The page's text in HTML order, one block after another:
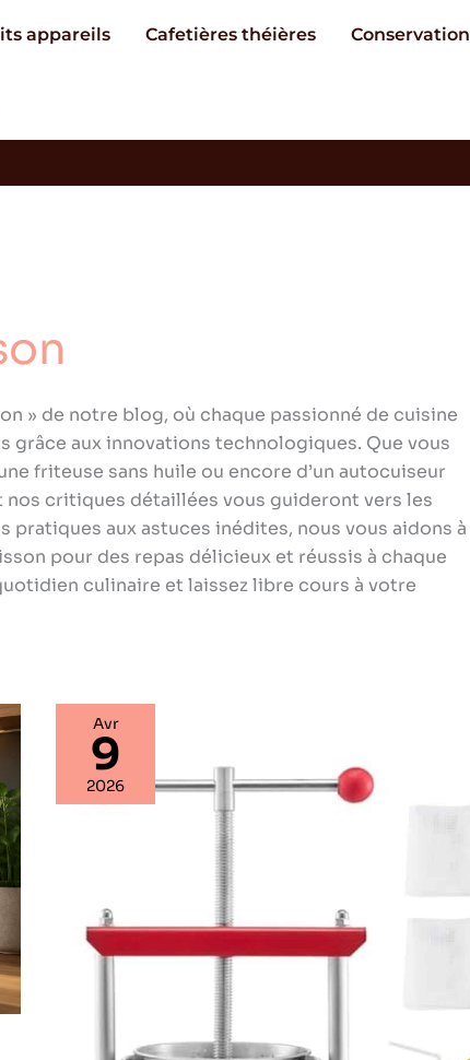
appareils Cafetières théières Conservation
» de notre blog, où chaque passionné de cuisine
grâce aux innovations technologiques. Que vous
friteuse sans huile ou encore d’un autocuiseur
critiques détaillées vous guideront vers les
aux astuces inédites, nous vous aidons à
pour des repas délicieux et réussis à chaque
culinaire et laissez libre cours à votre
Avr
9
2026
Test
:
presseur
et
simplicité